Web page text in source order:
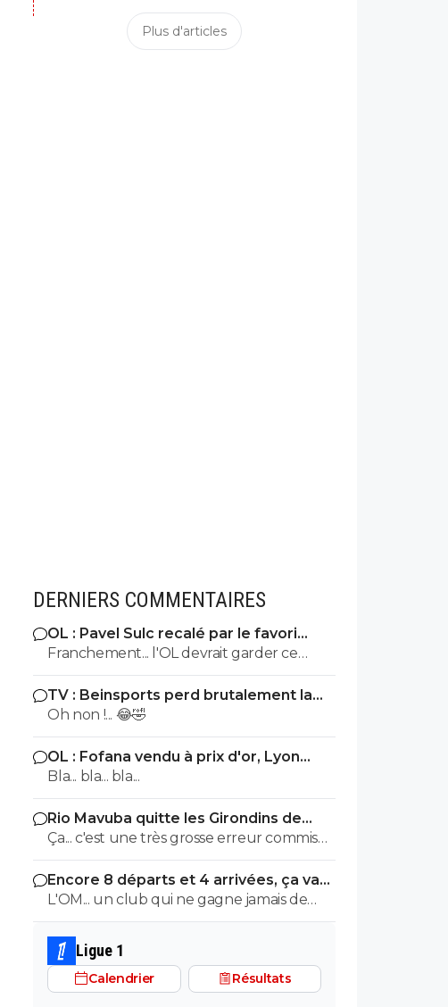
Plus d'articles
DERNIERS COMMENTAIRES
OL : Pavel Sulc recalé par le favori
numéro 1 du mercato
Franchement... l'OL devrait garder ce
joueur.
TV : Beinsports perd brutalement la
Liga !
Oh non !... 😂🤣
OL : Fofana vendu à prix d'or, Lyon
remercie le Real
Bla... bla... bla...
Rio Mavuba quitte les Girondins de
Bordeaux
Ça... c'est une très grosse erreur commise
par les Girondins de Bordeaux.
Encore 8 départs et 4 arrivées, ça va
valser à l'OL
L'OM... un club qui ne gagne jamais de
titre et qui du jour au lendemenain pense
remporter la Ligue1. MDR C'est McCourt
qui doit être navré avec tout ce qu'il a
dépensé.
Ligue 1
Calendrier Résultats